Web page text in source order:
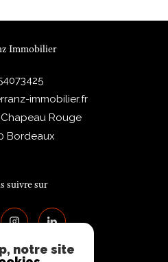
Immobilier
immobilier.fr
Rouge
Bordeaux
suivre sur
notre site